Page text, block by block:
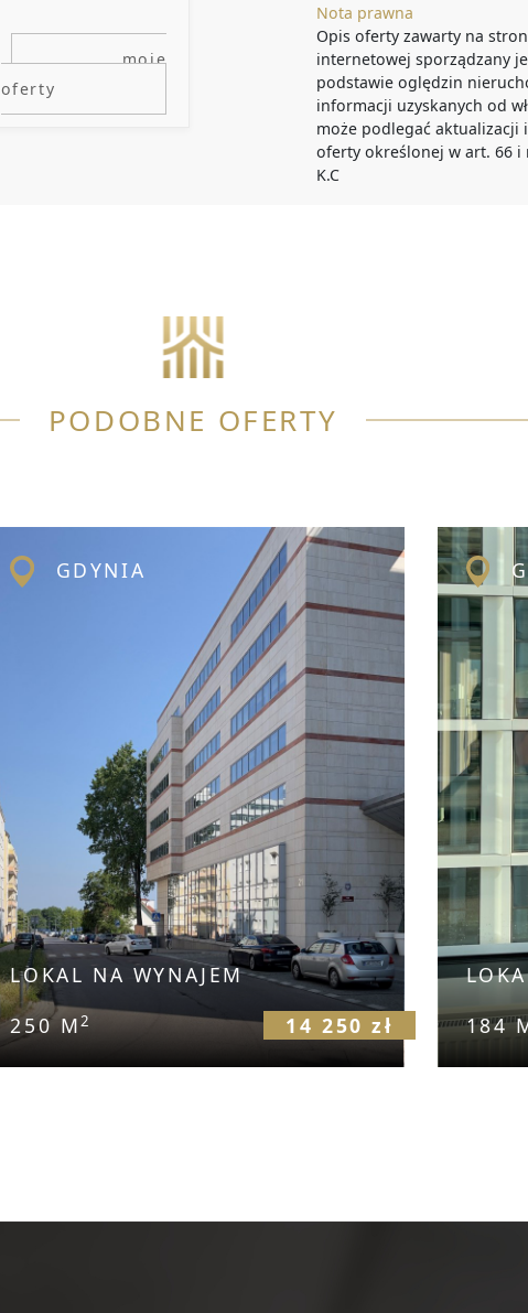
moje
oferty
Nota prawna
Opis oferty zawarty na
internetowej sporządzany
podstawie oględzin
informacji uzyskanych od
może podlegać aktualizacji
oferty określonej w art. 66 i
K.C
PODOBNE OFERTY
GDYNIA
LOKAL NA WYNAJEM
250 M2 14 250 zł
184